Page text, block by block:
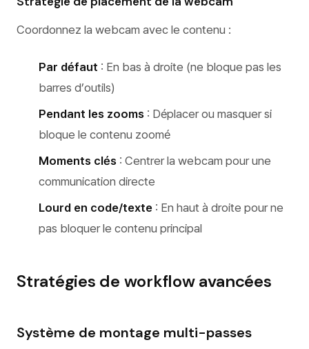
Coordonnez la webcam avec le contenu :
Par défaut : En bas à droite (ne bloque pas les
barres d’outils)
Pendant les zooms : Déplacer ou masquer si
bloque le contenu zoomé
Moments clés : Centrer la webcam pour une
communication directe
Lourd en code/texte : En haut à droite pour ne
pas bloquer le contenu principal
Stratégies de workflow avancées
Système de montage multi-passes